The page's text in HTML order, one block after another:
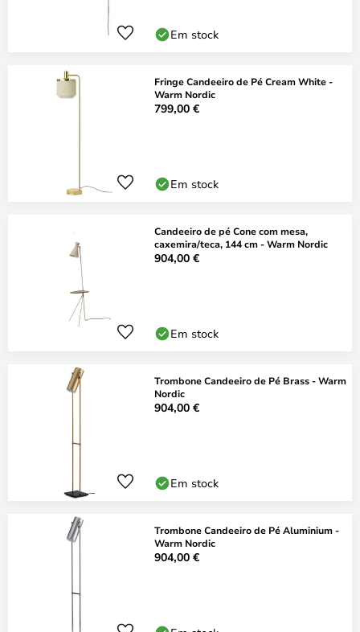
Em stock
Fringe Candeeiro de Pé Cream White -
Warm Nordic
799,00 €
Em stock
Candeeiro de pé Cone com mesa,
caxemira/teca, 144 cm - Warm Nordic
904,00 €
Em stock
Trombone Candeeiro de Pé Brass - Warm
Nordic
904,00 €
Em stock
Trombone Candeeiro de Pé Aluminium -
Warm Nordic
904,00 €